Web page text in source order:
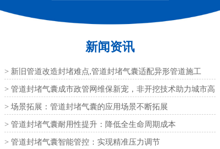
抗震盆式支座
C40、60、80型桥梁伸
F40、60、80型桥梁伸缩
缝
E40、60、80型桥梁伸缩
缝
新闻资讯
> 新旧管道改造封堵难点,管道封堵气囊适配异形管道施工
> 管道封堵气囊成市政管网维保新宠，非开挖技术助力城市高
效运
> 场景拓展：管道封堵气囊的应用场景不断拓展
> 管道封堵气囊耐用性提升：降低全生命周期成本
> 管道封堵气囊智能管控：实现精准压力调节